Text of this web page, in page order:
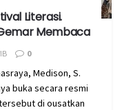
Literasi.
Membaca
0
Medison, S.
buka secara resmi
di ousatkan